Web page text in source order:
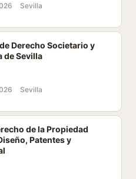
Sevilla
Derecho Societario y
de Sevilla
Sevilla
de la Propiedad
Patentes y